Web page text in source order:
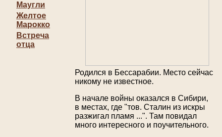
Маугли
Желтое
Марокко
Встреча
отца
Родился в Бессарабии. Место сейчас
никому не известное.
В начале войны оказался в Сибири,
в местах, где "тов. Сталин из искры
разжигал пламя ...". Там повидал
много интересного и поучительного.